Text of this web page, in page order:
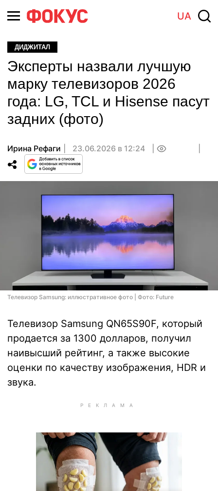
UA
ДИДЖИТАЛ
Эксперты назвали лучшую
марку телевизоров 2026
года: LG, TCL и Hisense пасут
задних (фото)
Ирина Рефаги 23.06.2026 в 12:24
Телевизор Samsung: иллюстративное фото | Фото: Future
Телевизор Samsung QN65S90F, который
продается за 1300 долларов, получил
наивысший рейтинг, а также высокие
оценки по качеству изображения, HDR и
звука.